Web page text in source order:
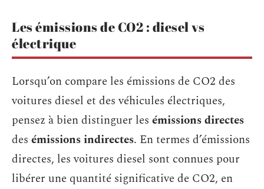
Les émissions de CO2 : diesel vs
électrique
Lorsqu’on compare les émissions de CO2 des
voitures diesel et des véhicules électriques,
pensez à bien distinguer les émissions directes
des émissions indirectes. En termes d’émissions
directes, les voitures diesel sont connues pour
libérer une quantité significative de CO2, en